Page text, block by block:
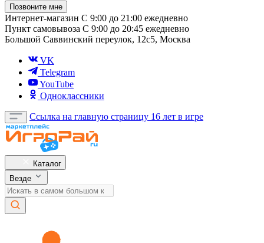
Позвоните мне
Интернет-магазин С 9:00 до 21:00 ежедневно
Пункт самовывоза С 9:00 до 20:45 ежедневно
Большой Саввинский переулок, 12с5, Москва
VK
Telegram
YouTube
Одноклассники
Ссылка на главную страницу 16 лет в игре
Каталог
Везде